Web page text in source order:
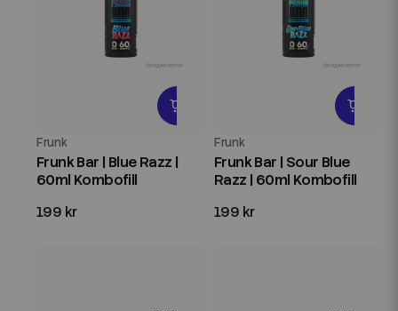
Frunk
Frunk Bar | Blue Razz |
60ml Kombofill
199 kr
Frunk
Frunk Bar | Sour Blue
Razz | 60ml Kombofill
199 kr